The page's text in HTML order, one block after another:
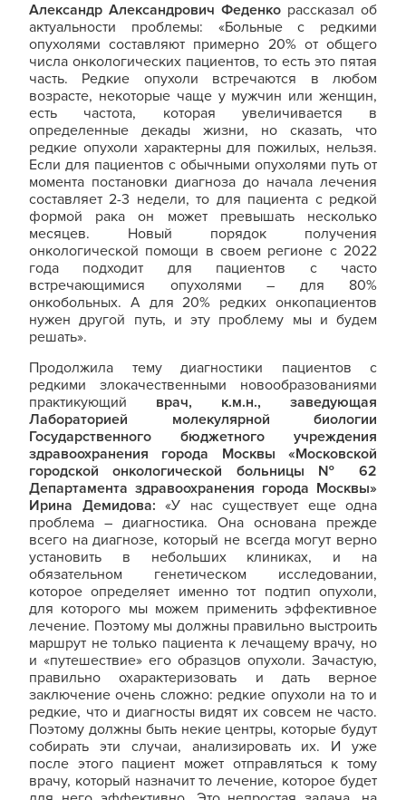
Александр Александрович Феденко рассказал об
актуальности проблемы: «Больные с редкими
опухолями составляют примерно 20% от общего
числа онкологических пациентов, то есть это пятая
часть. Редкие опухоли встречаются в любом
возрасте, некоторые чаще у мужчин или женщин,
есть частота, которая увеличивается в
определенные декады жизни, но сказать, что
редкие опухоли характерны для пожилых, нельзя.
Если для пациентов с обычными опухолями путь от
момента постановки диагноза до начала лечения
составляет 2-3 недели, то для пациента с редкой
формой рака он может превышать несколько
месяцев. Новый порядок получения
онкологической помощи в своем регионе с 2022
года подходит для пациентов с часто
встречающимися опухолями – для 80%
онкобольных. А для 20% редких онкопациентов
нужен другой путь, и эту проблему мы и будем
решать».
Продолжила тему диагностики пациентов с
редкими злокачественными новообразованиями
практикующий врач, к.м.н., заведующая
Лабораторией молекулярной биологии
Государственного бюджетного учреждения
здравоохранения города Москвы «Московской
городской онкологической больницы № 62
Департамента здравоохранения города Москвы»
Ирина Демидова: «У нас существует еще одна
проблема – диагностика. Она основана прежде
всего на диагнозе, который не всегда могут верно
установить в небольших клиниках, и на
обязательном генетическом исследовании,
которое определяет именно тот подтип опухоли,
для которого мы можем применить эффективное
лечение. Поэтому мы должны правильно выстроить
маршрут не только пациента к лечащему врачу, но
и «путешествие» его образцов опухоли. Зачастую,
правильно охарактеризовать и дать верное
заключение очень сложно: редкие опухоли на то и
редкие, что и диагносты видят их совсем не часто.
Поэтому должны быть некие центры, которые будут
собирать эти случаи, анализировать их. И уже
после этого пациент может отправляться к тому
врачу, который назначит то лечение, которое будет